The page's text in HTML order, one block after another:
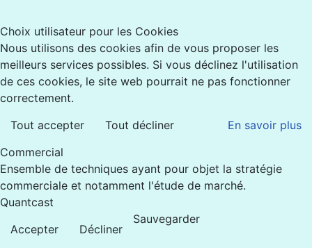
Choix utilisateur pour les Cookies
Nous utilisons des cookies afin de vous proposer les
meilleurs services possibles. Si vous déclinez l'utilisation
de ces cookies, le site web pourrait ne pas fonctionner
correctement.
Tout accepter
Tout décliner
En savoir plus
Commercial
Ensemble de techniques ayant pour objet la stratégie
commerciale et notamment l'étude de marché.
Quantcast
Accepter
Décliner
Sauvegarder